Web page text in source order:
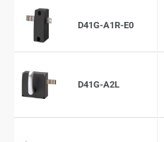
D41G-A1R-E0
D41G-A2L